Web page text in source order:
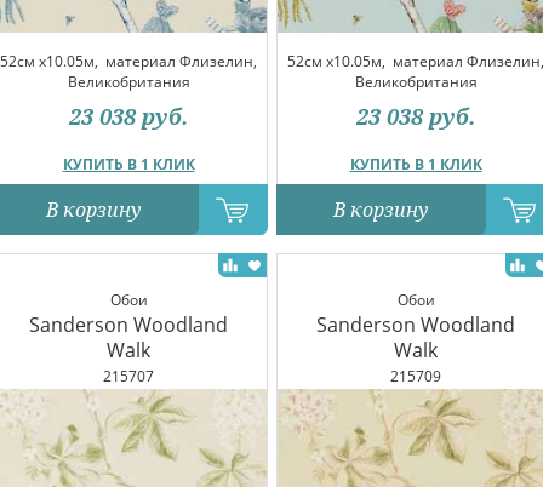
52см x10.05м, материал Флизелин,
Великобритания
КУПИТЬ В 1 КЛИК
23 038 руб.
В корзину
52см x10.05м, материал Флизелин,
Великобритания
КУПИТЬ В 1 КЛИК
23 038 руб.
В корзину
Обои
Sanderson Woodland
Walk
215707
Обои
Sanderson Woodland
Walk
215709